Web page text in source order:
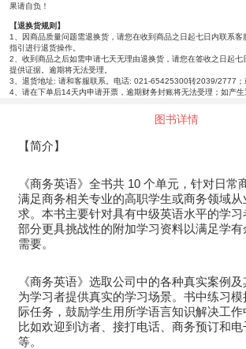
果请自负！
【退换货规则】
1、因商品质量问题需退换货，请您在收到商品之日起七日内联系
指引进行退货操作。
2、收到商品之后如需申请七天无理由退换货，请您在签收之日起
提供证据。逾期将无法受理。
3、退货地址: 请和客服联系。电话: 021-65425300转2039/2777；
4、请在下单后14天内申请开票，逾期财务封账将无法受理；如产生
图书详情
【简介】
《商务英语》全书共 10 个单元，针对日常
满足商务相关专业的高职学生或商务领域
求。本书主要针对具有中级英语水平的学
部分更具挑战性的附加学习资料以满足学
需要。
《商务英语》选取公司中的各种真实案例及
为学习者提供真实的学习场景。书中练习
际任务，鼓励学生用所学语言知识解决工作
比如欢迎到访者、接打电话、商务预订和
等。